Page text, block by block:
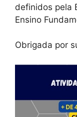
definidos pela
Ensino
Obrigada por